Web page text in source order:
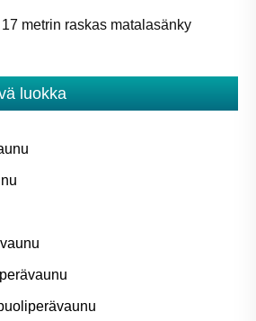
metrin raskas matalasänky
luokka